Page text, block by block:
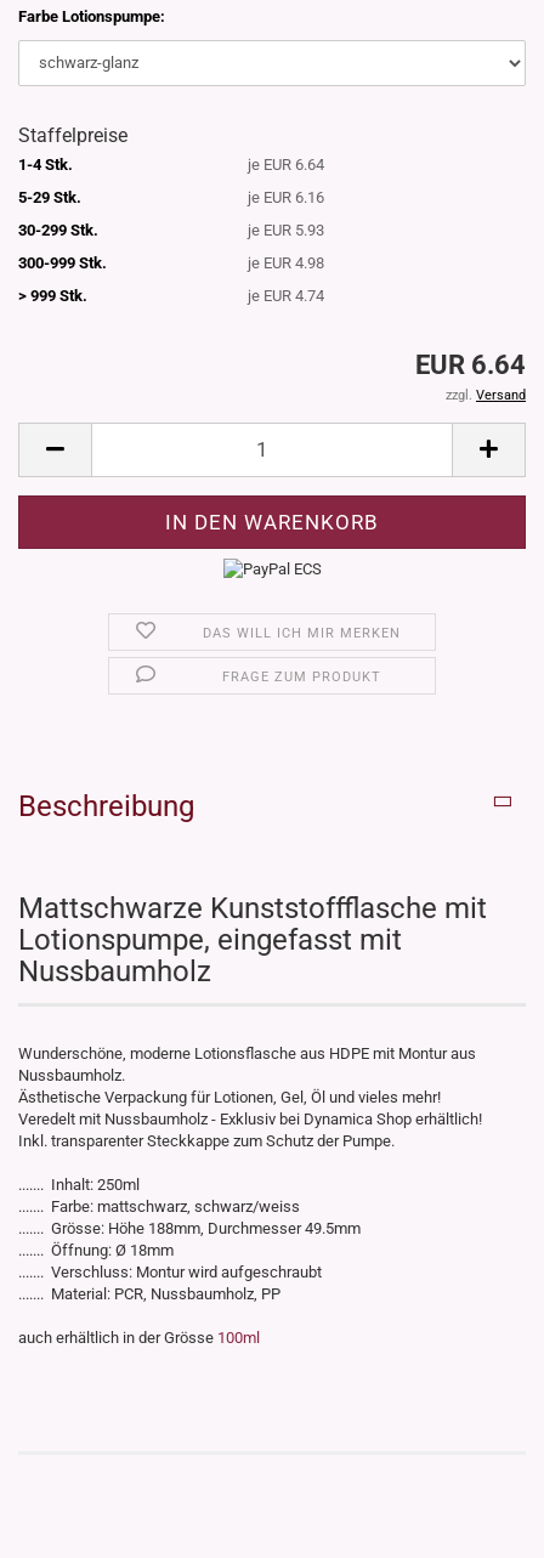
Farbe Lotionspumpe:
Staffelpreise
1-4 Stk.
je EUR 6.64
5-29 Stk.
je EUR 6.16
30-299 Stk.
je EUR 5.93
300-999 Stk.
je EUR 4.98
> 999 Stk.
je EUR 4.74
EUR 6.64
zzgl. Versand
DAS WILL ICH MIR MERKEN
FRAGE ZUM PRODUKT
Beschreibung
Mattschwarze Kunststoffflasche mit
Lotionspumpe, eingefasst mit
Nussbaumholz
Wunderschöne, moderne Lotionsflasche aus HDPE mit Montur aus
Nussbaumholz.
Ästhetische Verpackung für Lotionen, Gel, Öl und vieles mehr!
Veredelt mit Nussbaumholz - Exklusiv bei Dynamica Shop erhältlich!
Inkl. transparenter Steckkappe zum Schutz der Pumpe.
....... Inhalt: 250ml
....... Farbe: mattschwarz, schwarz/weiss
....... Grösse: Höhe 188mm, Durchmesser 49.5mm
....... Öffnung: Ø 18mm
....... Verschluss: Montur wird aufgeschraubt
....... Material: PCR, Nussbaumholz, PP
auch erhältlich in der Grösse 100ml